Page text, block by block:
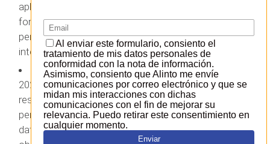
aplicable en septiembre de 2023. Su objetivo es
fomentar el intercambio de datos personales y no
personales mediante la creación de estructuras de
intermediación.
El Data Act: esta ley, presentada en febrero de
2022, pretende garantizar un mejor reparto del valor
resultante del uso de los datos personales y no
personales entre los actores de la economía de los
datos, especialmente en relación con el uso de